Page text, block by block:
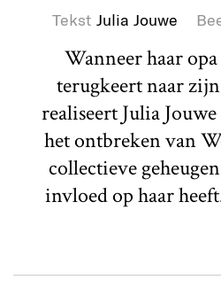
Tekst Julia Jouwe
Wanneer haar
terugkeert naar
realiseert Julia
het ontbreken van
collectieve
invloed op haar